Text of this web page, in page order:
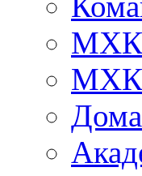
МХК
МХК